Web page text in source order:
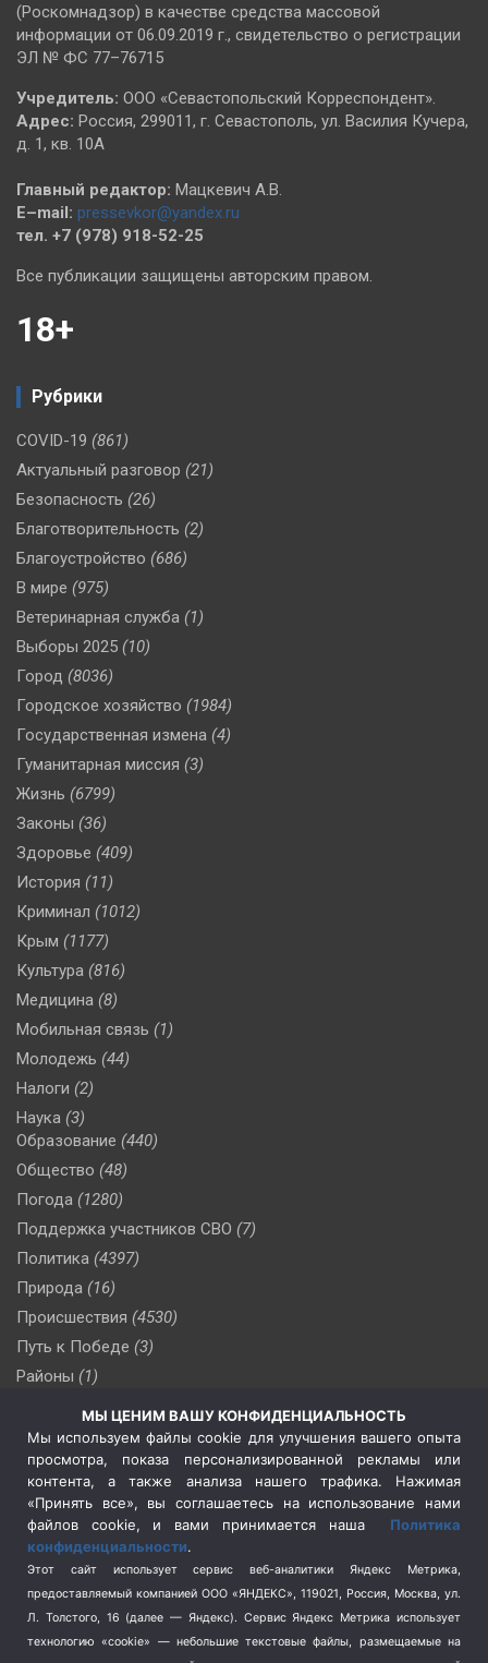
(Роскомнадзор) в качестве средства массовой
информации от 06.09.2019 г., свидетельство о регистрации
ЭЛ № ФС 77–76715
Учредитель: ООО «Севастопольский Корреспондент».
Адрес: Россия, 299011, г. Севастополь, ул. Василия Кучера,
д. 1, кв. 10А
Главный редактор: Мацкевич А.В.
E–mail: pressevkor@yandex.ru
тел. +7 (978) 918-52-25
Все публикации защищены авторским правом.
18+
Рубрики
COVID-19 (861)
Актуальный разговор (21)
Безопасность (26)
Благотворительность (2)
Благоустройство (686)
В мире (975)
Ветеринарная служба (1)
Выборы 2025 (10)
Город (8036)
Городское хозяйство (1984)
Государственная измена (4)
Гуманитарная миссия (3)
Жизнь (6799)
Законы (36)
Здоровье (409)
История (11)
Криминал (1012)
Крым (1177)
Культура (816)
Медицина (8)
Мобильная связь (1)
Молодежь (44)
Налоги (2)
Наука (3)
Образование (440)
Общество (48)
Погода (1280)
Поддержка участников СВО (7)
Политика (4397)
Природа (16)
Происшествия (4530)
Путь к Победе (3)
Районы (1)
Сельское хозяйство (3)
Социальная политика
(3)
Спецоперация в Украине
Спецоперация на Украине
(404)
Спорт (740)
Терроризм (1)
Транспорт (262)
МЫ ЦЕНИМ ВАШУ КОНФИДЕНЦИАЛЬНОСТЬ
Мы используем файлы cookie для улучшения вашего опыта
просмотра, показа персонализированной рекламы или
контента, а также анализа нашего трафика. Нажимая
«Принять все», вы соглашаетесь на использование нами
файлов cookie, и вами принимается наша Политика
конфиденциальности.
Этот сайт использует сервис веб-аналитики Яндекс Метрика,
предоставляемый компанией ООО «ЯНДЕКС», 119021, Россия, Москва, ул.
Л. Толстого, 16 (далее — Яндекс). Сервис Яндекс Метрика использует
технологию «cookie» — небольшие текстовые файлы, размещаемые на